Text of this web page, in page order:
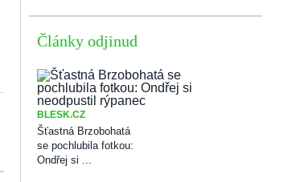
Články odjinud
BLESK.CZ
Šťastná Brzobohatá
se pochlubila fotkou:
Ondřej si ...